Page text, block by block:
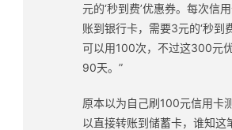
元的‘秒到费’优惠券。每次信
账到银行卡，需要3元的‘秒到
可以用100次，不过这300元
90天。”
原本以为自己刷100元信用卡
以直接转账到储蓄卡，谁知这